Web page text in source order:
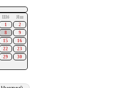
Шб
Яш
1
2
8
9
15
16
22
23
29
30